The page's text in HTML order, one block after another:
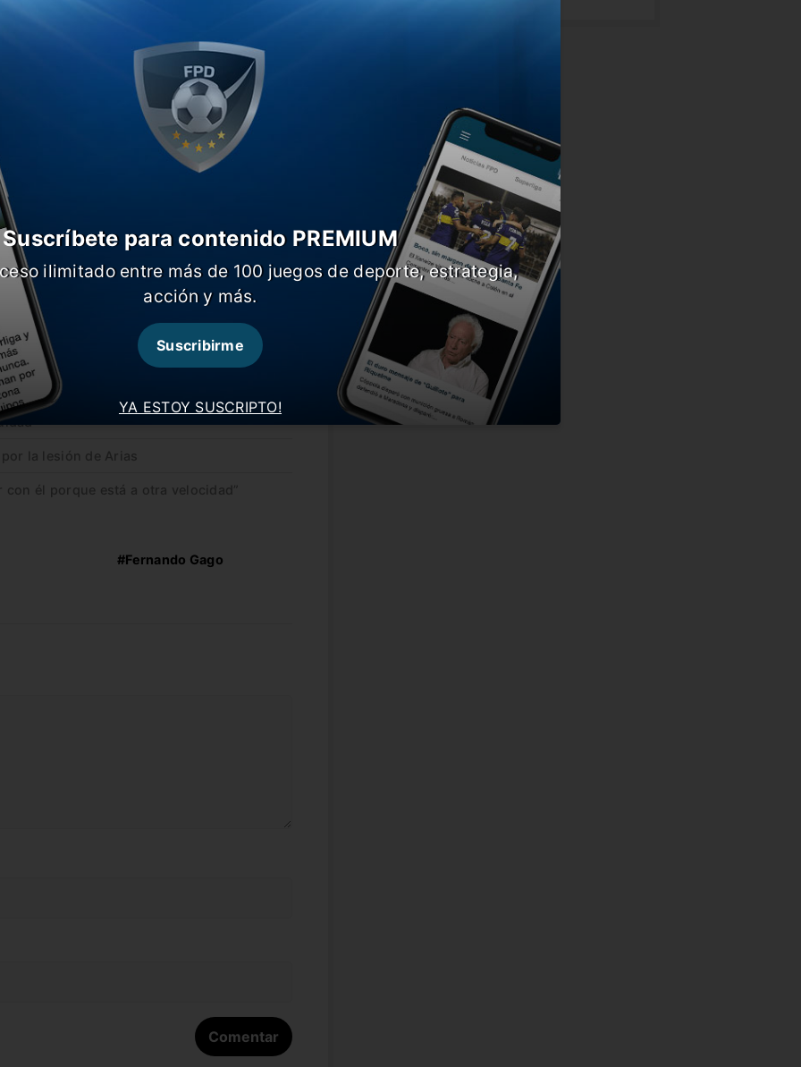
tras la derrota de Guadalajara ante
de Boca, pero no a los dirigentes, que
y confirmarlo en cuestión de
para Riquelme y todo indicaría que
desvinculará del elenco mexicano y
experiencia en el fútbol argentino
Boca
la lesión de Arias
él porque está a otra velocidad”
#Fernando Gago
YA ESTOY SUSCRIPTO!
Suscríbete para contenido PREMIUM
ilimitado entre más de 100 juegos de deporte, estrategia,
acción y más.
Suscribirme